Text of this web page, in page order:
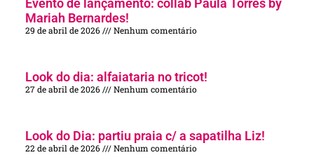
Evento de lançamento: collab Paula Torres by
Mariah Bernardes!
29 de abril de 2026 Nenhum comentário
Look do dia: alfaiataria no tricot!
27 de abril de 2026 Nenhum comentário
Look do Dia: partiu praia c/ a sapatilha Liz!
22 de abril de 2026 Nenhum comentário